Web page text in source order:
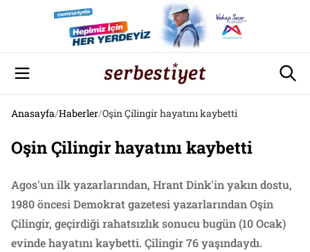
Anasayfa/Haberler/Oşin Çilingir hayatını kaybetti
Oşin Çilingir hayatını kaybetti
Agos'un ilk yazarlarından, Hrant Dink'in yakın dostu,
1980 öncesi Demokrat gazetesi yazarlarından Oşin
Çilingir, geçirdiği rahatsızlık sonucu bugün (10 Ocak)
evinde hayatını kaybetti. Çilingir 76 yaşındaydı.